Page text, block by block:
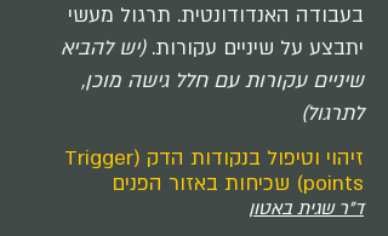
בעבודה האנדודונטית. תרגול מעשי
יתבצע על שיניים עקורות. (יש להביא
שיניים עקורות עם חלל גישה מוכן,
לתרגול)
זיהוי וטיפול בנקודות הדק (Trigger
points) שכיחות באזור הפנים
ד"ר שגית באטון